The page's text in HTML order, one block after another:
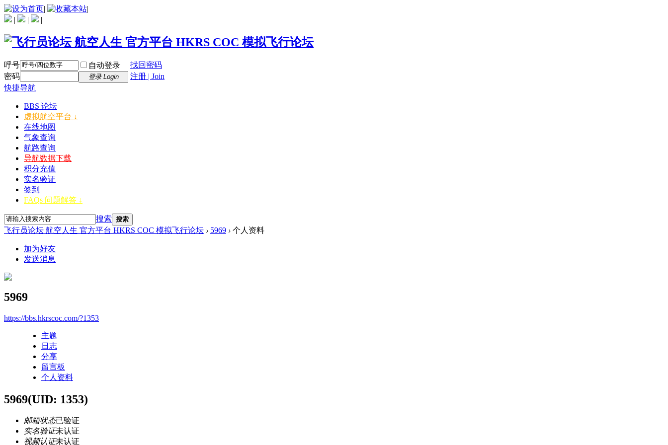
|
|
|
| |
呼号 自动登录
找回密码
密码
登录 Login
注册 | Join
快捷导航
BBS 论坛
虚拟航空平台 ↓
在线地图
气象查询
航路查询
导航数据下载
积分充值
实名验证
签到
FAQs 问题解答 ↓
搜索 搜索
飞行员论坛 航空人生 官方平台 HKRS COC 模拟飞行论坛 › 5969 › 个人资料
加为好友
发送消息
5969
https://bbs.hkrscoc.com/?1353
主题
日志
分享
留言板
个人资料
5969(UID: 1353)
邮箱状态已验证
实名验证未认证
视频认证未认证